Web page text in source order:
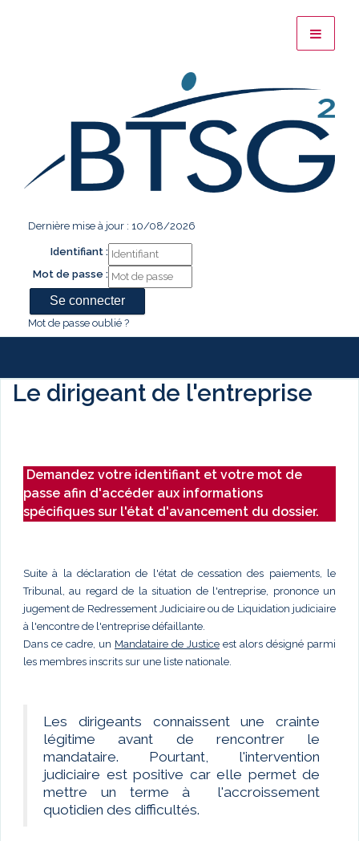
Dernière mise à jour : 10/08/2026
Identifiant :
Mot de passe :
Mot de passe oublié ?
Le dirigeant de l'entreprise
Demandez votre identifiant et votre mot de
passe afin d'accéder aux informations
spécifiques sur l'état d'avancement du dossier.
Suite à la déclaration de l'état de cessation des paiements, le
Tribunal, au regard de la situation de l'entreprise, prononce un
jugement de Redressement Judiciaire ou de Liquidation judiciaire
à l'encontre de l'entreprise défaillante.
Dans ce cadre, un Mandataire de Justice est alors désigné parmi
les membres inscrits sur une liste nationale.
Les dirigeants connaissent une crainte
légitime avant de rencontrer le
mandataire. Pourtant, l'intervention
judiciaire est positive car elle permet de
mettre un terme à l'accroissement
quotidien des difficultés.